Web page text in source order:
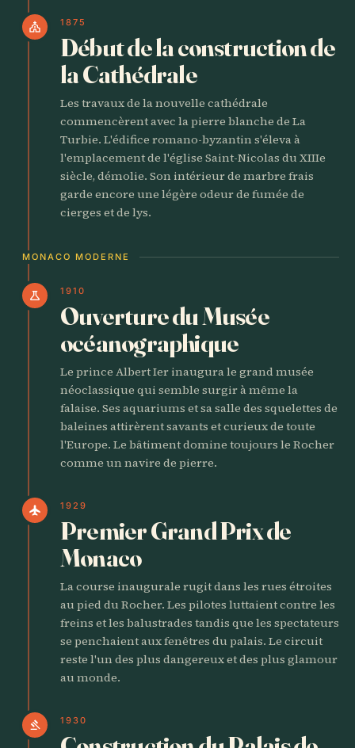
church 1875
Début de la construction de
la Cathédrale
Les travaux de la nouvelle cathédrale
commencèrent avec la pierre blanche de La
Turbie. L'édifice romano-byzantin s'éleva à
l'emplacement de l'église Saint-Nicolas du XIIIe
siècle, démolie. Son intérieur de marbre frais
garde encore une légère odeur de fumée de
cierges et de lys.
MONACO MODERNE
science 1910
Ouverture du Musée
océanographique
Le prince Albert Ier inaugura le grand musée
néoclassique qui semble surgir à même la
falaise. Ses aquariums et sa salle des squelettes de
baleines attirèrent savants et curieux de toute
l'Europe. Le bâtiment domine toujours le Rocher
comme un navire de pierre.
flight 1929
Premier Grand Prix de
Monaco
La course inaugurale rugit dans les rues étroites
au pied du Rocher. Les pilotes luttaient contre les
freins et les balustrades tandis que les spectateurs
se penchaient aux fenêtres du palais. Le circuit
reste l'un des plus dangereux et des plus glamour
au monde.
gavel 1930